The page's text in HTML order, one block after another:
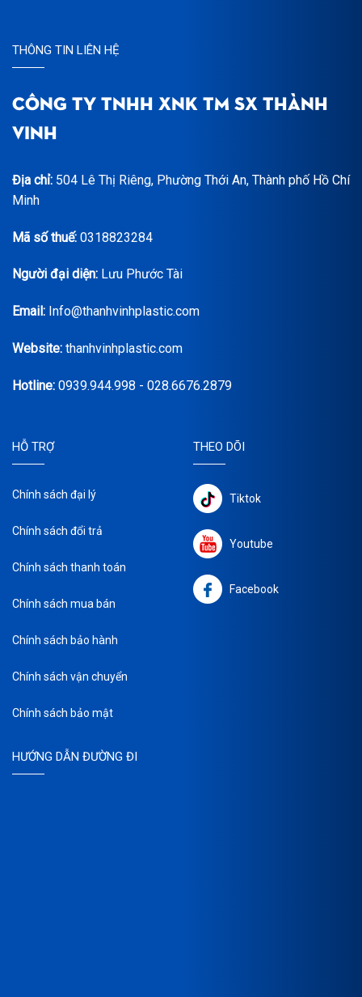
THÔNG TIN LIÊN HỆ
CÔNG TY TNHH XNK TM SX THÀNH
VINH
Địa chỉ: 504 Lê Thị Riêng, Phường Thới An, Thành phố Hồ Chí
Minh
Mã số thuế: 0318823284
Người đại diện: Lưu Phước Tài
Email: Info@thanhvinhplastic.com
Website: thanhvinhplastic.com
Hotline: 0939.944.998 - 028.6676.2879
HỖ TRỢ
Chính sách đại lý
Chính sách đổi trả
Chính sách thanh toán
Chính sách mua bán
Chính sách bảo hành
Chính sách vận chuyển
Chính sách bảo mật
THEO DÕI
Tiktok
Youtube
Facebook
HƯỚNG DẪN ĐƯỜNG ĐI